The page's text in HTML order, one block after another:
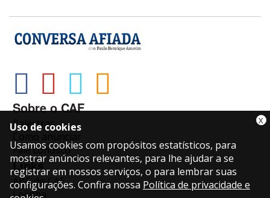
Sobre o CAF
Palestras
Fale conosco
Links
ABC do CAF
Lojinha
X
Uso de cookies
Usamos cookies com propósitos estatísticos, para
mostrar anúncios relevantes, para lhe ajudar a se
registrar em nossos serviços, o para lembrar suas
configurações. Confira nossa Política de privacidade e